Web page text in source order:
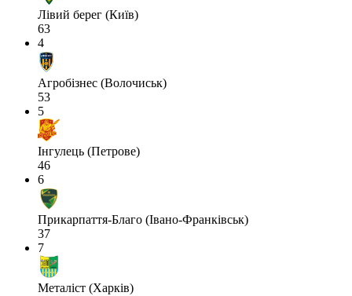
Лівий берег (Київ)
63
4
Агробізнес (Волочиськ)
53
5
Інгулець (Петрове)
46
6
Прикарпаття-Благо (Івано-Франківськ)
37
7
Металіст (Харків)